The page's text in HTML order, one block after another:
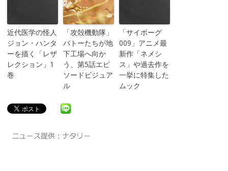
近代医学の怪人
ジョン・ハンタ
ーを描く「レザ
レクション」1
巻
「攻殻機動隊」
バトーたちが地
下工場へ向か
う、第5話エピ
ソードビジュア
ル
「サイボーグ
009」アニメ最
新作「ネメシ
ス」や過去作を
一挙に特集した
ムック